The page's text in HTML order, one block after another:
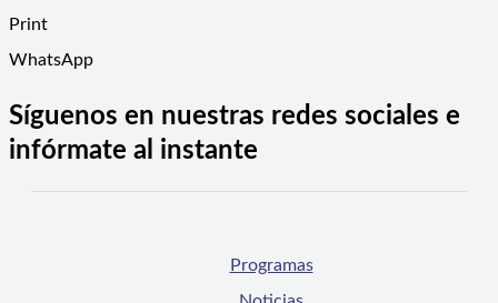
Print
WhatsApp
Síguenos en nuestras redes sociales e
infórmate al instante
Programas